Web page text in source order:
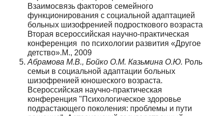
Взаимосвязь факторов семейного
функционирования с социальной адаптацией
больных шизофренией подросткового возраста
Вторая всероссийская научно-практическая
конференция по психологии развития «Другое
детство».М., 2009
Абрамова М.В., Бойко О.М. Казьмина О.Ю. Роль
семьи в социальной адаптации больных
шизофренией юношеского возраста.
Всероссийская научно-практическая
конференция "Психологическое здоровье
подрастающего поколения: проблемы и пути